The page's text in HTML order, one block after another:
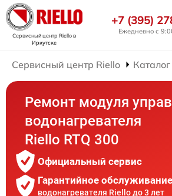
Сервисный центр Rielloв
Иркутске
+7 (395)
Ежедневно с
Сервисный центр Riello
Ремонт модуля
водонагревателя
Riello RTQ 300
Официальный сервис
Гарантийное обслуживание
водонагревателя Riello до 3 лет